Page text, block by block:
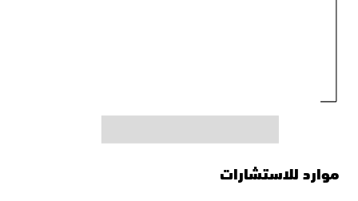
موارد للاستشارات